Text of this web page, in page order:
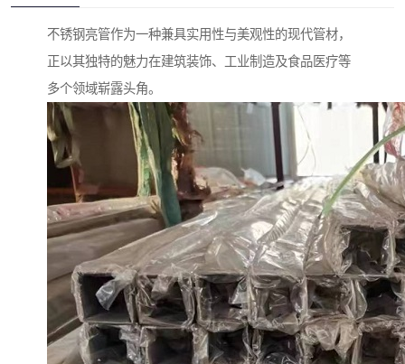
不锈钢亮管作为一种兼具实用性与美观性的现代管材，
正以其独特的魅力在建筑装饰、工业制造及食品医疗等
多个领域崭露头角。